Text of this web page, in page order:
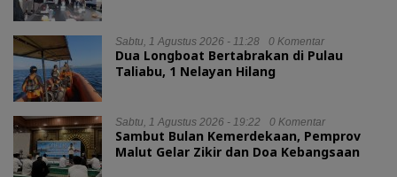
Sabtu, 1 Agustus 2026 - 11:28 0 Komentar
Dua Longboat Bertabrakan di Pulau
Taliabu, 1 Nelayan Hilang
Sabtu, 1 Agustus 2026 - 19:22 0 Komentar
Sambut Bulan Kemerdekaan, Pemprov
Malut Gelar Zikir dan Doa Kebangsaan